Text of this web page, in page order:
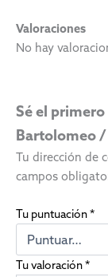
Valoraciones
No hay
Sé el
Bartolomeo /
Tu dirección de
campos
Tu puntuación*
Tu valoración*